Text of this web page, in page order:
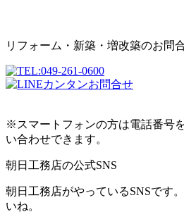
リフォーム・新築・増改築のお問
※スマートフォンの方は電話番号
い合わせできます。
朝日工務店の公式SNS
朝日工務店がやっているSNSです
いね。